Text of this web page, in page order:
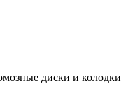
диски и колодки